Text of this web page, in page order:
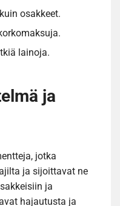
osakkeet.
lainoja.
ja
jotka
ja sijoittavat ne
ja
hajautusta ja